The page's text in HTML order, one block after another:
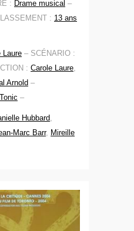
: Drame musical –
: 13 ans
Laure – SCÉNARIO :
: Carole Laure,
Arnold –
–
Hubbard,
Marc Barr, Mireille